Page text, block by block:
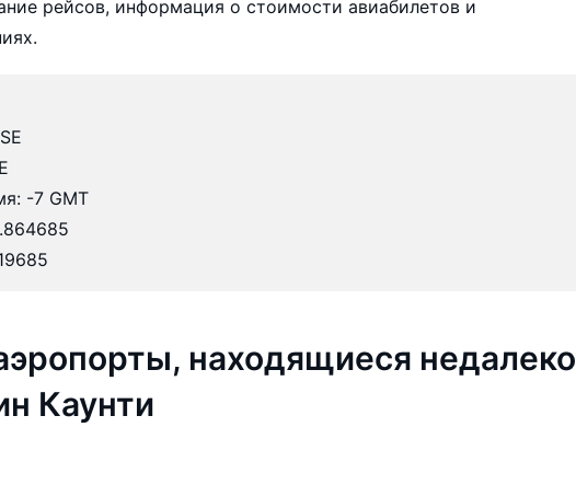
рейсов, информация о стоимости авиабилетов и
-7 GMT
находящиеся недалеко
Каунти